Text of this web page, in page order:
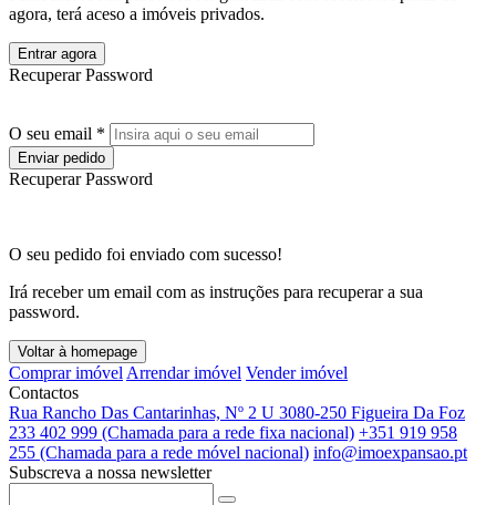
agora, terá aceso a imóveis privados.
Entrar agora
Recuperar Password
O seu email *
Enviar pedido
Recuperar Password
O seu pedido foi enviado com sucesso!
Irá receber um email com as instruções para recuperar a sua
password.
Voltar à homepage
Comprar imóvel Arrendar imóvel Vender imóvel
Contactos
Rua Rancho Das Cantarinhas, Nº 2 U 3080-250 Figueira Da Foz
233 402 999 (Chamada para a rede fixa nacional) +351 919 958
255 (Chamada para a rede móvel nacional) info@imoexpansao.pt
Subscreva a nossa newsletter